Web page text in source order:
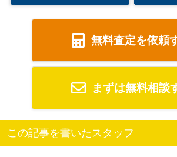
無料査定を依頼
まずは無料相談
この記事を書いたスタッフ